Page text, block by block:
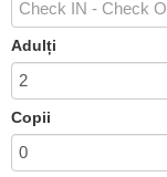
Adulți
Copii